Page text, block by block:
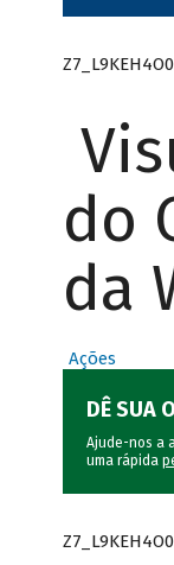
do
da
Ações
DÊ SUA
Ajude-nos a
uma rápida